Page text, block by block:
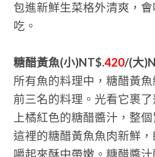
包進新鮮生菜格外清爽，
吃。
糖醋黃魚(小)NT$.420/(大
所有魚的料理中，糖醋黃
前三名的料理。光看它裹
上橘紅色的糖醋醬汁，整個
這裡的糖醋黃魚魚肉新鮮，
嚼起來酥中帶嫩。糖醋醬